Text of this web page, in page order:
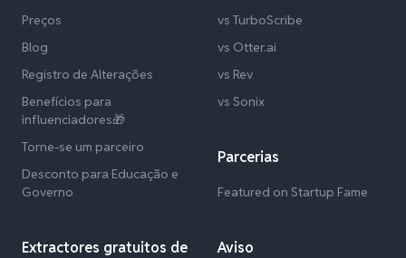
Preços
Blog
Registro de Alterações
Benefícios para
influenciadores🎁
Torne-se um parceiro
Desconto para Educação e
Governo
Extractores gratuitos de
vs TurboScribe
vs Otter.ai
vs Rev
vs Sonix
Parcerias
Featured on Startup Fame
Aviso